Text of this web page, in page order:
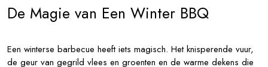
De Magie van Een Winter BBQ
Een winterse barbecue heeft iets magisch. Het knisperende vuur,
de geur van gegrild vlees en groenten en de warme dekens die